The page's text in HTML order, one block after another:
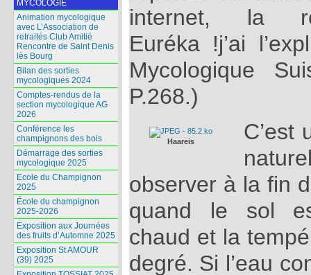
internet, la
Euréka !j’ai
Mycologique
P.268.)
Haareis
C’est
observer à la fin
quand le sol
chaud et la
degré. Si l’eau
MYCOLOGIE
Animation mycologique
avec L’Association de
retraités Club Amitié
Rencontre de Saint Denis
lès Bourg
Bilan des sorties
mycologiques 2024
Comptes-rendus de la
section mycologique AG
2026
Conférence les
champignons des bois
Démarrage des sorties
mycologique 2025
Ecole du Champignon
2025
École du champignon
2025-2026
Exposition aux Journées
des fruits d’Automne 2025
Exposition St AMOUR
(39) 2025